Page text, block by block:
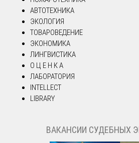
АВТОТЕХНИКА
ЭКОЛОГИЯ
ТОВАРОВЕДЕНИЕ
ЭКОНОМИКА
ЛИНГВИСТИКА
О Ц Е Н К А
ЛАБОРАТОРИЯ
INTELLECT
LIBRARY
ВАКАНСИИ СУДЕБНЫХ